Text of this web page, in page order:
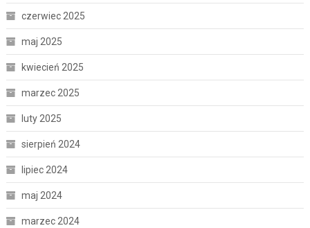
czerwiec 2025
maj 2025
kwiecień 2025
marzec 2025
luty 2025
sierpień 2024
lipiec 2024
maj 2024
marzec 2024